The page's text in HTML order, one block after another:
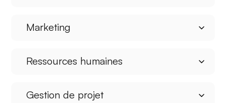
Marketing
Ressources humaines
Gestion de projet